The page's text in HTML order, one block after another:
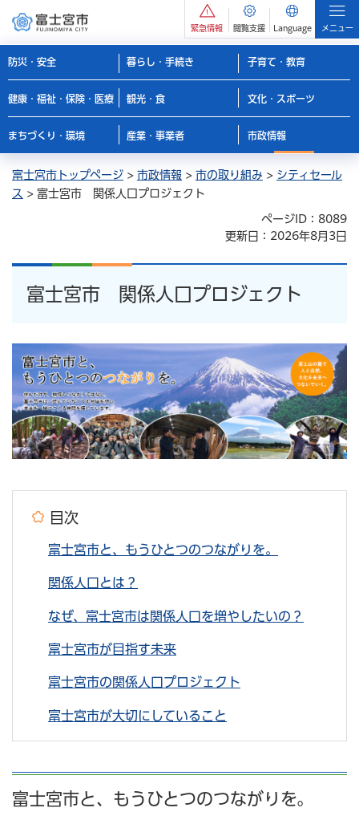
緊急情報 閲覧支援 Language メニュー
防災・安全 暮らし・手続き 子育て・教育
健康・福祉・保険・医療 観光・食 文化・スポーツ
まちづくり・環境 産業・事業者 市政情報
富士宮市トップページ > 市政情報 > 市の取り組み > シティセール
ス > 富士宮市 関係人口プロジェクト
ページID：8089
更新日：2026年8月3日
富士宮市 関係人口プロジェクト
目次
富士宮市と、もうひとつのつながりを。
関係人口とは？
なぜ、富士宮市は関係人口を増やしたいの？
富士宮市が目指す未来
富士宮市の関係人口プロジェクト
富士宮市が大切にしていること
富士宮市と、もうひとつのつながりを。